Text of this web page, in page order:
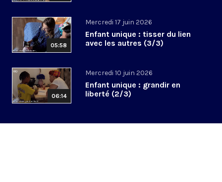
05:58
Mercredi 17 juin 2026
Enfant unique : tisser du lien
avec les autres (3/3)
06:14
Mercredi 10 juin 2026
Enfant unique : grandir en
liberté (2/3)